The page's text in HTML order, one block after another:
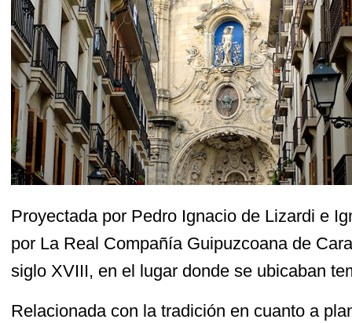
Proyectada por Pedro Ignacio de Lizardi e
por La Real Compañía Guipuzcoana de
siglo XVIII, en el lugar donde se ubicaban
Relacionada con la tradición en cuanto a